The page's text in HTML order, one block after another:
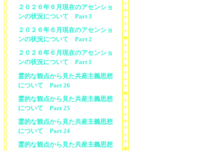
２０２６年６月現在のアセンショ
ンの状況について Part 3
２０２６年６月現在のアセンショ
ンの状況について Part 2
２０２６年６月現在のアセンショ
ンの状況について Part 1
霊的な観点から見た共産主義思想
について Part 26
霊的な観点から見た共産主義思想
について Part 25
霊的な観点から見た共産主義思想
について Part 24
霊的な観点から見た共産主義思想